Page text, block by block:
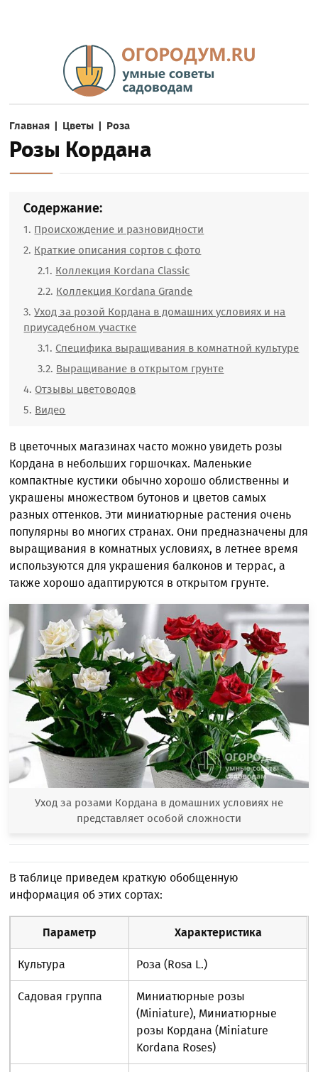
Главная | Цветы | Роза
Розы Кордана
Содержание:
Происхождение и разновидности
Краткие описания сортов с фото
Коллекция Kordana Classic
Коллекция Kordana Grande
Уход за розой Кордана в домашних условиях и на
приусадебном участке
Специфика выращивания в комнатной культуре
Выращивание в открытом грунте
Отзывы цветоводов
Видео
В цветочных магазинах часто можно увидеть розы
Кордана в небольших горшочках. Маленькие
компактные кустики обычно хорошо облиственны и
украшены множеством бутонов и цветов самых
разных оттенков. Эти миниатюрные растения очень
популярны во многих странах. Они предназначены для
выращивания в комнатных условиях, в летнее время
используются для украшения балконов и террас, а
также хорошо адаптируются в открытом грунте.
Уход за розами Кордана в домашних условиях не
представляет особой сложности
В таблице приведем краткую обобщенную
информация об этих сортах:
Параметр Характеристика
Культура Роза (Rosa L.)
Садовая группа
Миниатюрные розы
(Miniature), Миниатюрные
розы Кордана (Miniature
Kordana Roses)